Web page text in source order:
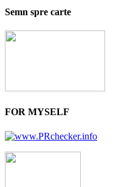
Semn spre carte
FOR MYSELF